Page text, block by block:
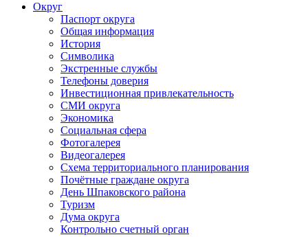
Округ
Паспорт округа
Общая информация
История
Символика
Экстренные службы
Телефоны доверия
Инвестиционная привлекательность
СМИ округа
Экономика
Социальная сфера
Фотогалерея
Видеогалерея
Схема территориального планирования
Почётные граждане округа
День Шпаковского района
Туризм
Дума округа
Контрольно счетный орган